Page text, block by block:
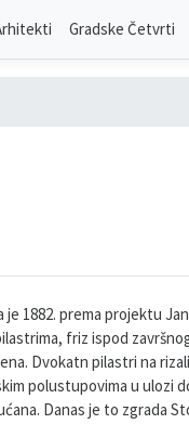
Gradske Četvrti
je 1882. prema projektu
friz ispod
Dvokatn pilastri na
polustupovima u ulozi
Danas je to zgrada